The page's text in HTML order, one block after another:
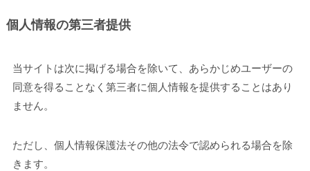
個人情報の第三者提供
当サイトは次に掲げる場合を除いて、あらかじめユーザーの
同意を得ることなく第三者に個人情報を提供することはあり
ません。
ただし、個人情報保護法その他の法令で認められる場合を除
きます。